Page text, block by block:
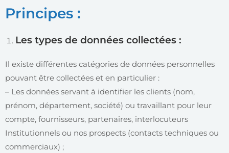
Principes :
Les types de données collectées :
Il existe différentes catégories de données personnelles
pouvant être collectées et en particulier :
– Les données servant à identifier les clients (nom,
prénom, département, société) ou travaillant pour leur
compte, fournisseurs, partenaires, interlocuteurs
Institutionnels ou nos prospects (contacts techniques ou
commerciaux) ;